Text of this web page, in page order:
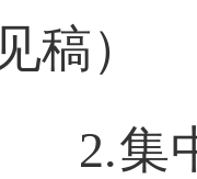
见稿）
2.集